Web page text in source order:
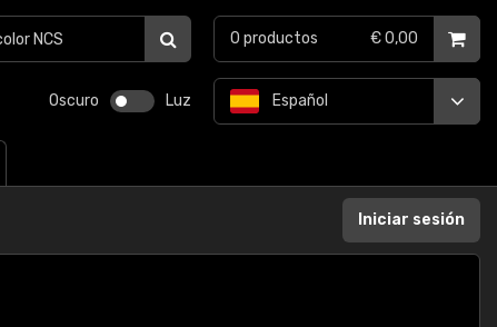
Oscuro Luz Español
0 productos € 0,00
Iniciar sesión